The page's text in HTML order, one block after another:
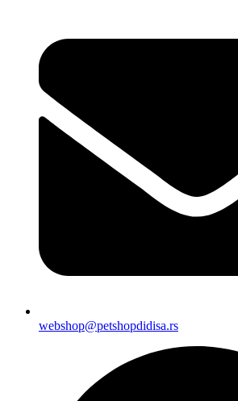
webshop@petshopdidisa.rs